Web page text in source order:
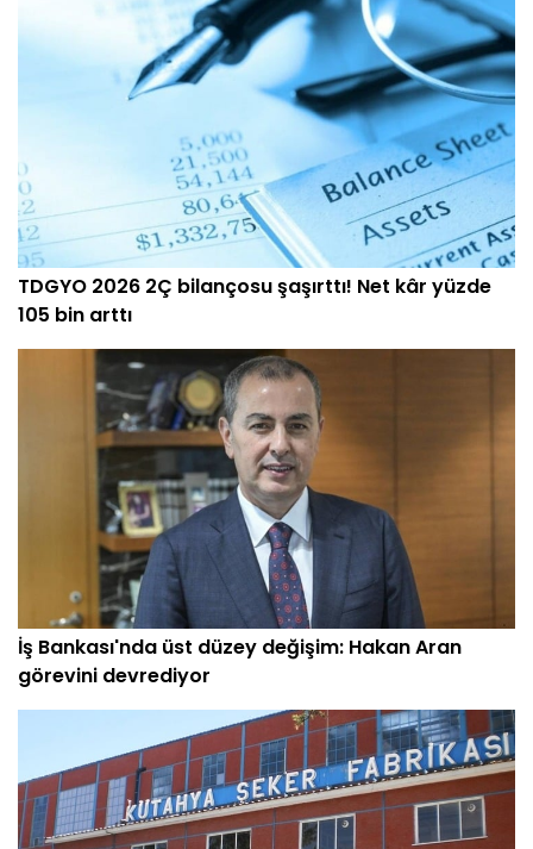
TDGYO 2026 2Ç bilançosu şaşırttı! Net kâr yüzde
105 bin arttı
İş Bankası'nda üst düzey değişim: Hakan Aran
görevini devrediyor